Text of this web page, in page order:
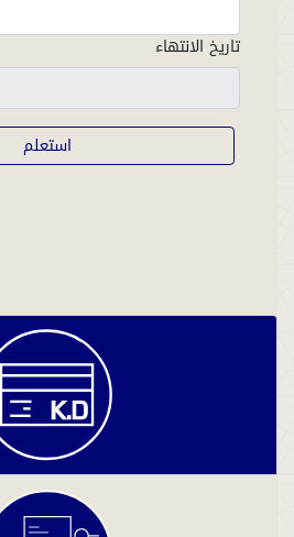
تاريخ الانتهاء
استعلم